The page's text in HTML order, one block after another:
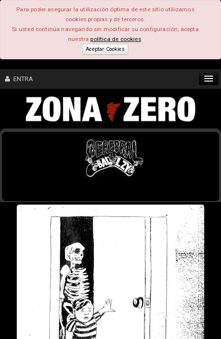
Para poder asegurar la utilización óptima de este sitio utilizamos
cookies propias y de terceros.
Si usted continúa navegando sin modificar su configuración, acepta
nuestrapolítica de cookies.
Aceptar Cookies
ENTRA
CONTENIDO